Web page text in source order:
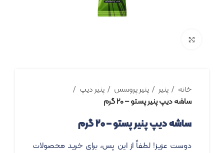
خانه پنیر پنیر پروسس
پنیر دیپ
ساشه دیپ پنیر پستو – ۲۰ گرم
ساشه دیپ پنیر پستو – ۲۰ گرم
دوست عزیز! لطفاً از این پس، برای خرید محصولات